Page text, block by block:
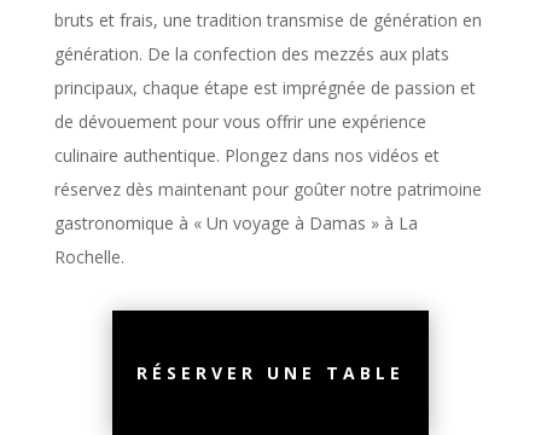
bruts et frais, une tradition transmise de génération en
génération. De la confection des mezzés aux plats
principaux, chaque étape est imprégnée de passion et
de dévouement pour vous offrir une expérience
culinaire authentique. Plongez dans nos vidéos et
réservez dès maintenant pour goûter notre patrimoine
gastronomique à « Un voyage à Damas » à La
Rochelle.
RÉSERVER UNE TABLE